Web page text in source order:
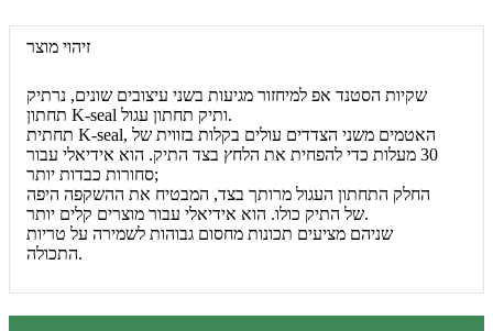
זיהוי מוצר
שקיות הסטנד אפ למיחזור מגיעות בשני עיצובים שונים, נרתיק
תחתון K-seal ותיק תחתון עגול.
תחתית K-seal, האטמים משני הצדדים עולים בקלות בזווית של
30 מעלות כדי להפחית את הלחץ בצד התיק. הוא אידיאלי עבור
סחורות כבדות יותר;
החלק התחתון העגול מרותך בצד, המבטיח את ההשקפה היפה
של התיק כולו. הוא אידיאלי עבור מוצרים קלים יותר.
שניהם מציעים תכונות מחסום גבוהות לשמירה על טריות
התכולה.